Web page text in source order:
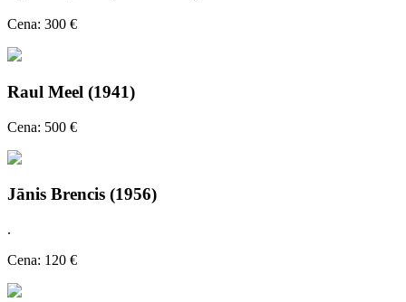
Cena: 300 €
Raul Meel (1941)
Cena: 500 €
Jānis Brencis (1956)
.
Cena: 120 €